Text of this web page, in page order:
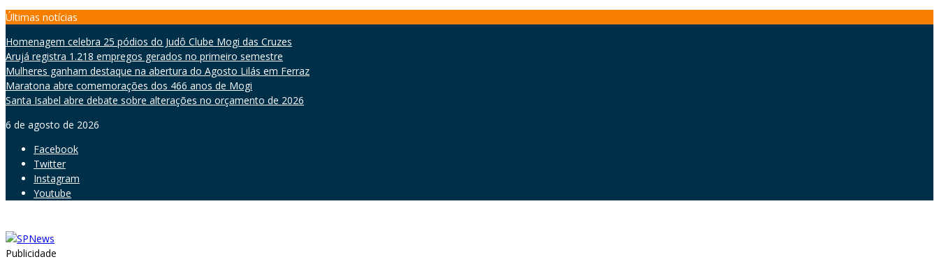
Skip
content
Últimas notícias
Homenagem celebra 25 pódios do Judô Clube Mogi das Cruzes
Arujá registra 1.218 empregos gerados no primeiro semestre
Mulheres ganham destaque na abertura do Agosto Lilás em Ferraz
Maratona abre comemorações dos 466 anos de Mogi
Santa Isabel abre debate sobre alterações no orçamento de 2026
6 de agosto de 2026
Facebook
Twitter
Instagram
Youtube
Publicidade